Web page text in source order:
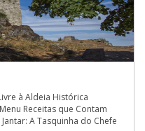
à Aldeia Histórica
Receitas que Contam
A Tasquinha do Chefe